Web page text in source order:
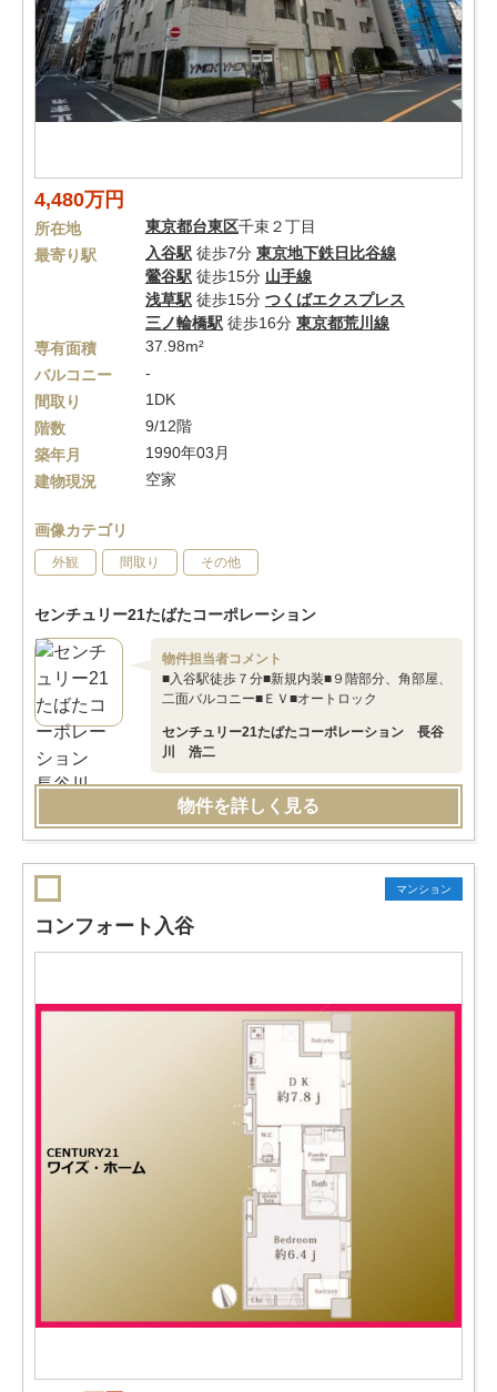
4,480万円
所在地 東京都台東区千束２丁目
最寄り駅
入谷駅 徒歩7分 東京地下鉄日比谷線
鶯谷駅 徒歩15分 山手線
浅草駅 徒歩15分 つくばエクスプレス
三ノ輪橋駅 徒歩16分 東京都荒川線
専有面積
37.98m²
バルコニー
-
間取り
1DK
階数
9/12階
築年月
1990年03月
建物現況
空家
画像カテゴリ
外観 間取り その他
センチュリー21たばたコーポレーション
物件担当者コメント
■入谷駅徒歩７分■新規内装■９階部分、角部屋、
二面バルコニー■ＥＶ■オートロック
センチュリー21たばたコーポレーション 長谷
川 浩二
物件を詳しく見る
マンション
コンフォート入谷